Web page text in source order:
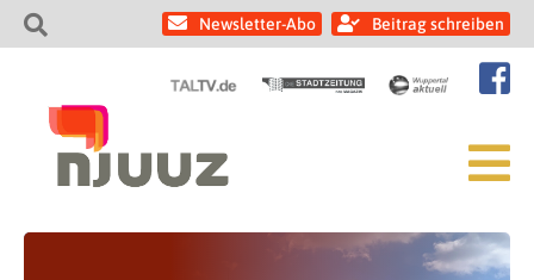
Newsletter-Abo Beitrag schreiben